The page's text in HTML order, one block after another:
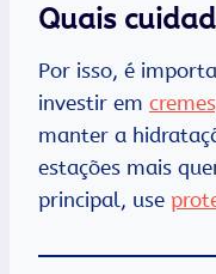
Quais
Por isso, é
investir em
manter a
estações mais
principal, use